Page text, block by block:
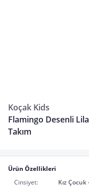
Koçak Kids
Flamingo Desenli
Takım
Ürün Özellikleri
Cinsiyet:
Kız Çocuk